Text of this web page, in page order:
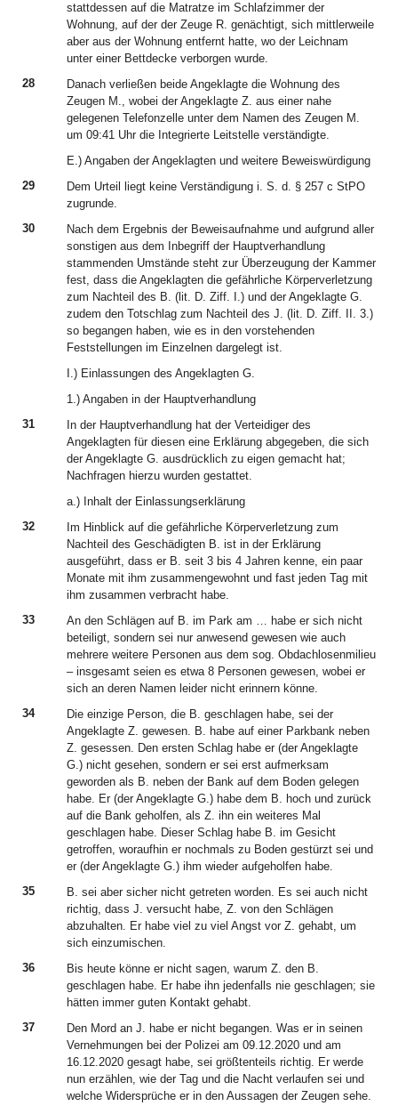
stattdessen auf die Matratze im Schlafzimmer der
Wohnung, auf der der Zeuge R. genächtigt, sich mittlerweile
aber aus der Wohnung entfernt hatte, wo der Leichnam
unter einer Bettdecke verborgen wurde.
28
Danach verließen beide Angeklagte die Wohnung des
Zeugen M., wobei der Angeklagte Z. aus einer nahe
gelegenen Telefonzelle unter dem Namen des Zeugen M.
um 09:41 Uhr die Integrierte Leitstelle verständigte.
E.) Angaben der Angeklagten und weitere Beweiswürdigung
29
Dem Urteil liegt keine Verständigung i. S. d. § 257 c StPO
zugrunde.
30
Nach dem Ergebnis der Beweisaufnahme und aufgrund aller
sonstigen aus dem Inbegriff der Hauptverhandlung
stammenden Umstände steht zur Überzeugung der Kammer
fest, dass die Angeklagten die gefährliche Körperverletzung
zum Nachteil des B. (lit. D. Ziff. I.) und der Angeklagte G.
zudem den Totschlag zum Nachteil des J. (lit. D. Ziff. II. 3.)
so begangen haben, wie es in den vorstehenden
Feststellungen im Einzelnen dargelegt ist.
I.) Einlassungen des Angeklagten G.
1.) Angaben in der Hauptverhandlung
31
In der Hauptverhandlung hat der Verteidiger des
Angeklagten für diesen eine Erklärung abgegeben, die sich
der Angeklagte G. ausdrücklich zu eigen gemacht hat;
Nachfragen hierzu wurden gestattet.
a.) Inhalt der Einlassungserklärung
32
Im Hinblick auf die gefährliche Körperverletzung zum
Nachteil des Geschädigten B. ist in der Erklärung
ausgeführt, dass er B. seit 3 bis 4 Jahren kenne, ein paar
Monate mit ihm zusammengewohnt und fast jeden Tag mit
ihm zusammen verbracht habe.
33
An den Schlägen auf B. im Park am … habe er sich nicht
beteiligt, sondern sei nur anwesend gewesen wie auch
mehrere weitere Personen aus dem sog. Obdachlosenmilieu
– insgesamt seien es etwa 8 Personen gewesen, wobei er
sich an deren Namen leider nicht erinnern könne.
34
Die einzige Person, die B. geschlagen habe, sei der
Angeklagte Z. gewesen. B. habe auf einer Parkbank neben
Z. gesessen. Den ersten Schlag habe er (der Angeklagte
G.) nicht gesehen, sondern er sei erst aufmerksam
geworden als B. neben der Bank auf dem Boden gelegen
habe. Er (der Angeklagte G.) habe dem B. hoch und zurück
auf die Bank geholfen, als Z. ihn ein weiteres Mal
geschlagen habe. Dieser Schlag habe B. im Gesicht
getroffen, woraufhin er nochmals zu Boden gestürzt sei und
er (der Angeklagte G.) ihm wieder aufgeholfen habe.
35
B. sei aber sicher nicht getreten worden. Es sei auch nicht
richtig, dass J. versucht habe, Z. von den Schlägen
abzuhalten. Er habe viel zu viel Angst vor Z. gehabt, um
sich einzumischen.
36
Bis heute könne er nicht sagen, warum Z. den B.
geschlagen habe. Er habe ihn jedenfalls nie geschlagen; sie
hätten immer guten Kontakt gehabt.
37
Den Mord an J. habe er nicht begangen. Was er in seinen
Vernehmungen bei der Polizei am 09.12.2020 und am
16.12.2020 gesagt habe, sei größtenteils richtig. Er werde
nun erzählen, wie der Tag und die Nacht verlaufen sei und
welche Widersprüche er in den Aussagen der Zeugen sehe.